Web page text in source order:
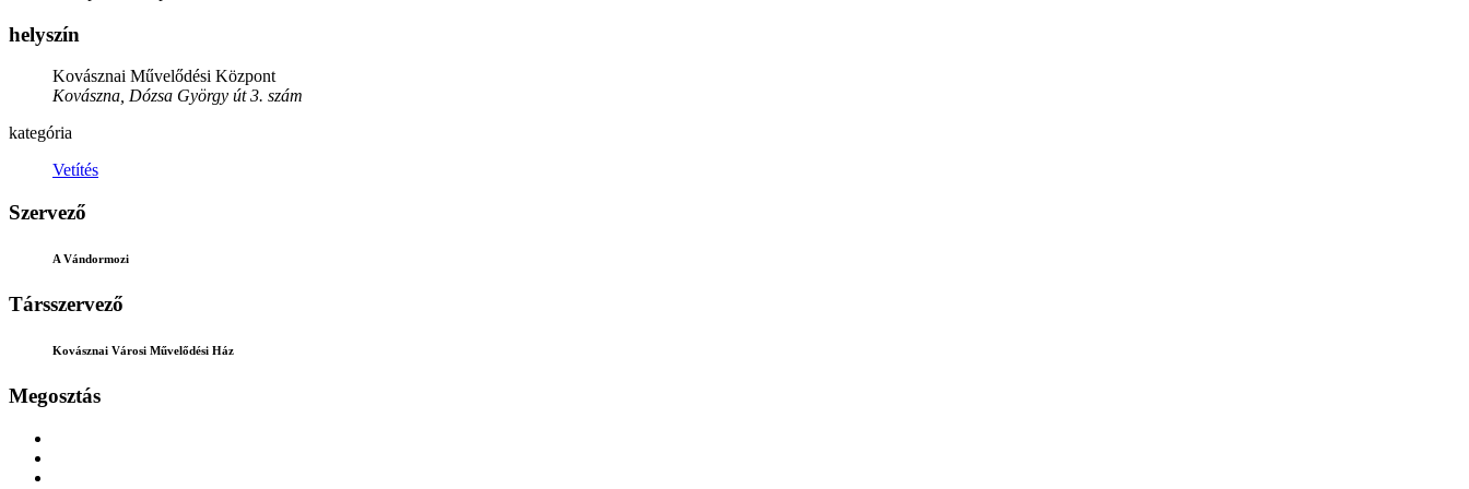
helyszín
Kovásznai Művelődési Központ
Kovászna, Dózsa György út 3. szám
kategória
Vetítés
Szervező
A Vándormozi
Társszervező
Kovásznai Városi Művelődési Ház
Megosztás